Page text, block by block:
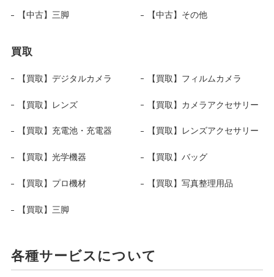
【中古】三脚 【中古】その他
買取
【買取】デジタルカメラ 【買取】フィルムカメラ
【買取】レンズ 【買取】カメラアクセサリー
【買取】充電池・充電器 【買取】レンズアクセサリー
【買取】光学機器 【買取】バッグ
【買取】プロ機材 【買取】写真整理用品
【買取】三脚
各種サービスについて